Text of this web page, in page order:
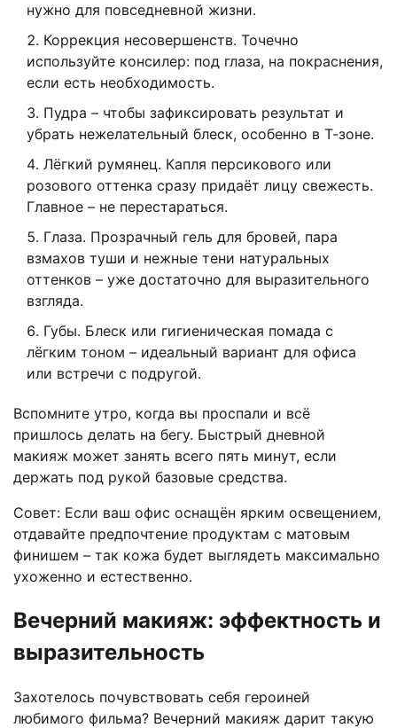
нужно для повседневной жизни.
Коррекция несовершенств. Точечно
используйте консилер: под глаза, на покраснения,
если есть необходимость.
Пудра – чтобы зафиксировать результат и
убрать нежелательный блеск, особенно в Т-зоне.
Лёгкий румянец. Капля персикового или
розового оттенка сразу придаёт лицу свежесть.
Главное – не перестараться.
Глаза. Прозрачный гель для бровей, пара
взмахов туши и нежные тени натуральных
оттенков – уже достаточно для выразительного
взгляда.
Губы. Блеск или гигиеническая помада с
лёгким тоном – идеальный вариант для офиса
или встречи с подругой.
Вспомните утро, когда вы проспали и всё
пришлось делать на бегу. Быстрый дневной
макияж может занять всего пять минут, если
держать под рукой базовые средства.
Совет: Если ваш офис оснащён ярким освещением,
отдавайте предпочтение продуктам с матовым
финишем – так кожа будет выглядеть максимально
ухоженно и естественно.
Вечерний макияж: эффектность и
выразительность
Захотелось почувствовать себя героиней
любимого фильма? Вечерний макияж дарит такую